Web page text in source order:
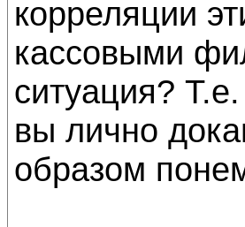
корреляции
кассовыми
ситуация?
вы лично
образом